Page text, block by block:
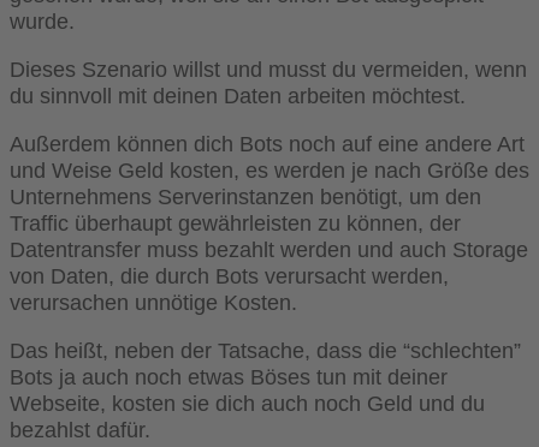
wurde.
Dieses Szenario willst und musst du vermeiden, wenn
du sinnvoll mit deinen Daten arbeiten möchtest.
Außerdem können dich Bots noch auf eine andere Art
und Weise Geld kosten, es werden je nach Größe des
Unternehmens Serverinstanzen benötigt, um den
Traffic überhaupt gewährleisten zu können, der
Datentransfer muss bezahlt werden und auch Storage
von Daten, die durch Bots verursacht werden,
verursachen unnötige Kosten.
Das heißt, neben der Tatsache, dass die “schlechten”
Bots ja auch noch etwas Böses tun mit deiner
Webseite, kosten sie dich auch noch Geld und du
bezahlst dafür.